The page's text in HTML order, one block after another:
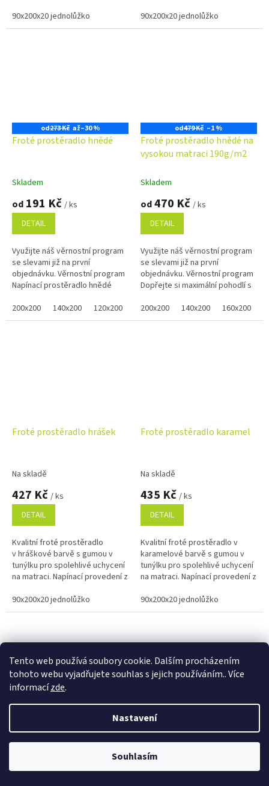
Tento web používá soubory cookie. Dalším procházením
tohoto webu vyjadřujete souhlas s jejich používáním.. Více
informacízde.
Nastavení
Souhlasím
nastavená Věrnostní sleva 3% - 10% na Všechny Vaše další nákupy. Čím
víc nakoupíte, tím větší slevu můžete získat. Vaše objednávky se sčítají.
Využít můžete i "Slevové kody" nebo DOPRAVU ZDARMA. Přejeme
příjemný nákup u nás Jana Kotasová Komárková a kolektiv pracovníků
vysokou gramáží 220...
90x200x20 jednolůžko
vysokou gramáží 220 g/m²...
90x200x20 jednolůžko
od273 Kč až–30 %
Froté prostěradlo hnědé
Skladem
od 191 Kč / ks
DETAIL
Využijte náš věrnostní program
se slevami již na první
objednávku. Věrnostní program
Napínací prostěradlo hnědé
pleteniny a nabízíme ho v...
200x200 140x200 120x200 90x200 jednolůžko 180x200
od479 Kč –1 %
Froté prostěradlo hnědé na
vysokou matraci 190g/m2
Skladem
od470 Kč / ks
DETAIL
Využijte náš věrnostní program
se slevami již na první
objednávku. Věrnostní program
Dopřejte si maximální pohodlí s
prostěradlem na vysokou
matraci, které...
200x200 140x200 160x200
Froté prostěradlo hrášek
Na skladě
427 Kč / ks
DETAIL
Kvalitní froté prostěradlo
v hráškové barvě s gumou v
tunýlku pro spolehlivé uchycení
na matraci. Napínací provedení z
vysokou gramáží 220...
90x200x20 jednolůžko
Froté prostěradlo karamel
Na skladě
435 Kč / ks
DETAIL
Kvalitní froté prostěradlo v
karamelové barvě s gumou v
tunýlku pro spolehlivé uchycení
na matraci. Napínací provedení z
vysokou gramáží 220...
90x200x20 jednolůžko
Froté prostěradlo královská